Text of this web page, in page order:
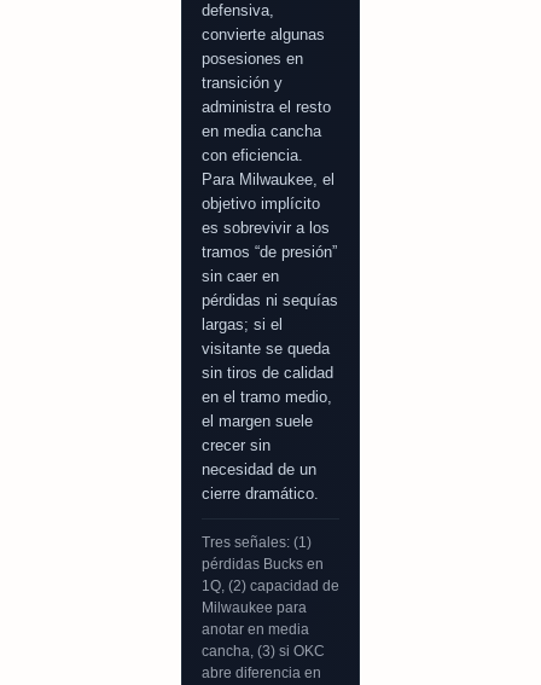
defensiva,
convierte algunas
posesiones en
transición y
administra el resto
en media cancha
con eficiencia.
Para Milwaukee, el
objetivo implícito
es sobrevivir a los
tramos “de presión”
sin caer en
pérdidas ni sequías
largas; si el
visitante se queda
sin tiros de calidad
en el tramo medio,
el margen suele
crecer sin
necesidad de un
cierre dramático.
Tres señales: (1)
pérdidas Bucks en
1Q, (2) capacidad de
Milwaukee para
anotar en media
cancha, (3) si OKC
abre diferencia en